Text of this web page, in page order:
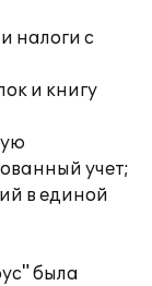
налоги с
и книгу
учет;
в единой
была